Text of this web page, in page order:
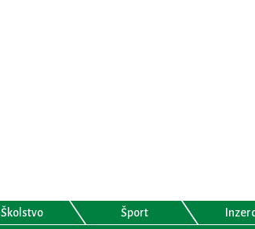
Školstvo Šport